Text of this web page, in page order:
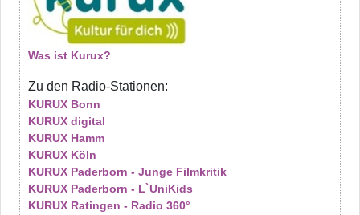
Was ist Kurux?
Zu den Radio-Stationen:
KURUX Bonn
KURUX digital
KURUX Hamm
KURUX Köln
KURUX Paderborn - Junge Filmkritik
KURUX Paderborn - L`UniKids
KURUX Ratingen - Radio 360°